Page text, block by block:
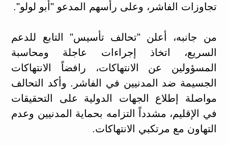
تجاوزات الفاشر، وعلى رأسهم المدعو "أبو لولو".
من جانبه، أعلن "تحالف تأسيس" التابع للدعم
السريع، اتخاذ إجراءات عاجلة ومحاسبة
المسؤولين عن الانتهاكات، رافضاً الانتهاكات
الجسيمة ضد المدنيين في الفاشر. وأكد التحالف
مواصلة إطلاع الجهات الدولية على التحقيقات
في الإقليم، مشدداً التزامه بحماية المدنيين وعدم
التهاون مع مرتكبي الانتهاكات.